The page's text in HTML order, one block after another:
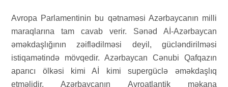
Avropa Parlamentinin bu qətnaməsi Azərbaycanın milli
maraqlarına tam cavab verir. Sənəd Aİ-Azərbaycan
əməkdaşlığının zəiflədilməsi deyil, gücləndirilməsi
istiqamətində mövqedir. Azərbaycan Cənubi Qafqazın
aparıcı ölkəsi kimi Aİ kimi supergüclə əməkdaşlıq
etməlidir. Azərbaycanın Avroatlantik məkana